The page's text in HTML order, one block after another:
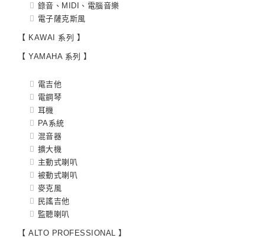
錄音、MIDI、電腦音樂
電子薩克斯風
【 KAWAI 系列 】
【 YAMAHA 系列 】
電吉他
電鋼琴
耳機
PA系統
混音器
擴大機
主動式喇叭
被動式喇叭
麥克風
民謠吉他
監聽喇叭
【 ALTO PROFESSIONAL 】